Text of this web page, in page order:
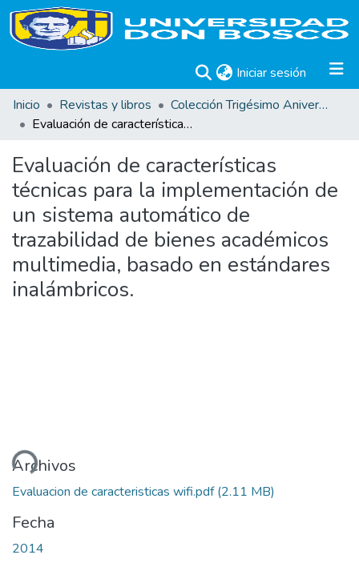
Iniciar sesión (current)
Inicio
Revistas y libros
Colección Trigésimo Aniversario
Evaluación de características técnicas para la implementación de un sistema automático de trazabilidad de bienes académicos multimedia, basado en estándares inalámbricos.
Evaluación de características
técnicas para la implementación de
un sistema automático de
trazabilidad de bienes académicos
multimedia, basado en estándares
inalámbricos.
Archivos
Evaluacion de caracteristicas wifi.pdf(2.11 MB)
Fecha
2014